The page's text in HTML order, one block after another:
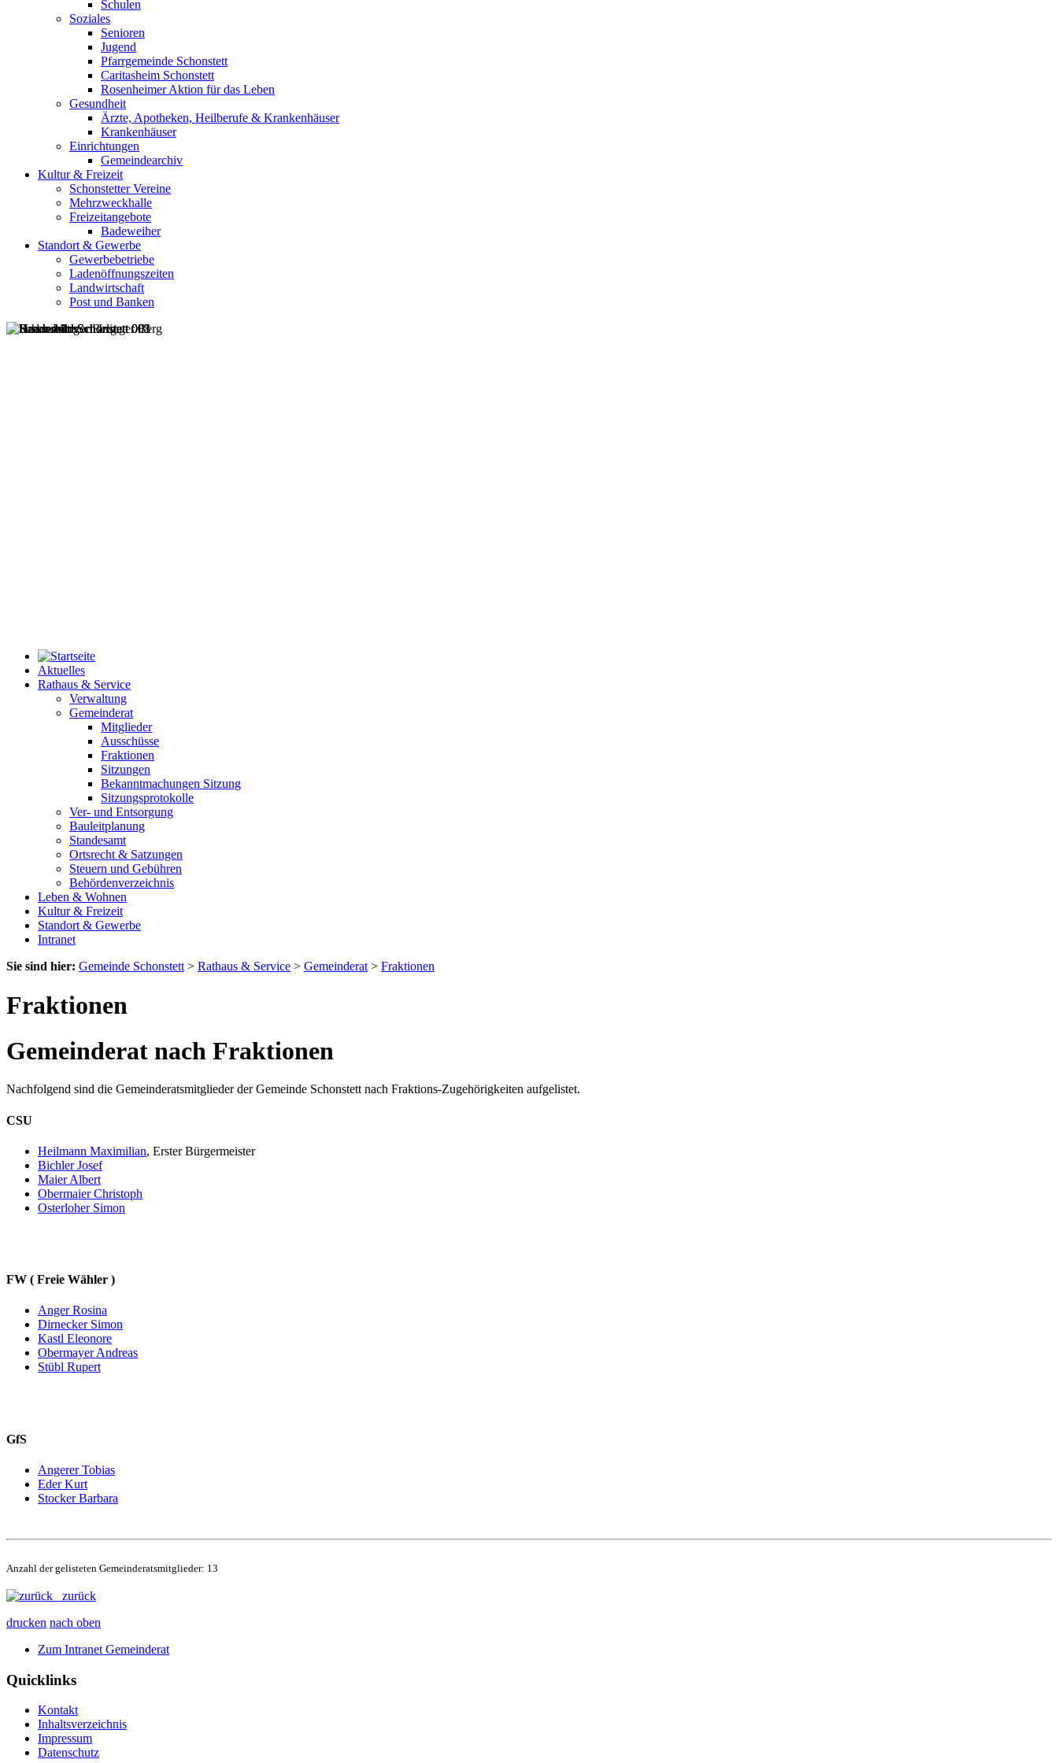
Schulen
Soziales
Senioren
Jugend
Pfarrgemeinde Schonstett
Caritasheim Schonstett
Rosenheimer Aktion für das Leben
Gesundheit
Ärzte, Apotheken, Heilberufe & Krankenhäuser
Krankenhäuser
Einrichtungen
Gemeindearchiv
Kultur & Freizeit
Schonstetter Vereine
Mehrzweckhalle
Freizeitangebote
Badeweiher
Standort & Gewerbe
Gewerbebetriebe
Ladenöffnungszeiten
Landwirtschaft
Post und Banken
Aktuelles
Rathaus & Service
Verwaltung
Gemeinderat
Mitglieder
Ausschüsse
Fraktionen
Sitzungen
Bekanntmachungen Sitzung
Sitzungsprotokolle
Ver- und Entsorgung
Bauleitplanung
Standesamt
Ortsrecht & Satzungen
Steuern und Gebühren
Behördenverzeichnis
Leben & Wohnen
Kultur & Freizeit
Standort & Gewerbe
Intranet
Sie sind hier: Gemeinde Schonstett > Rathaus & Service > Gemeinderat > Fraktionen
Fraktionen
Gemeinderat nach Fraktionen
Nachfolgend sind die Gemeinderatsmitglieder der Gemeinde Schonstett nach Fraktions-Zugehörigkeiten aufgelistet.
CSU
Heilmann Maximilian, Erster Bürgermeister
Bichler Josef
Maier Albert
Obermaier Christoph
Osterloher Simon
FW ( Freie Wähler )
Anger Rosina
Dirnecker Simon
Kastl Eleonore
Obermayer Andreas
Stübl Rupert
GfS
Angerer Tobias
Eder Kurt
Stocker Barbara
Anzahl der gelisteten Gemeinderatsmitglieder: 13
zurück
drucken nach oben
Zum Intranet Gemeinderat
Quicklinks
Kontakt
Inhaltsverzeichnis
Impressum
Datenschutz